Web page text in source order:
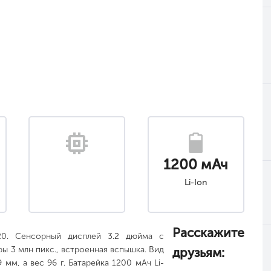
1200 мАч
Li-Ion
Сенсорный дисплей 3.2 дюйма с
3 млн пикс., встроенная вспышка. Вид
а вес 96 г. Батарейка 1200 мАч Li-
Расскажите
друзьям: